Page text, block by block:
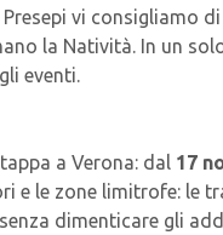
Presepi vi consigliamo
la Natività. In un
eventi.
a Verona: dal 17
e le zone limitrofe:
dimenticare gli